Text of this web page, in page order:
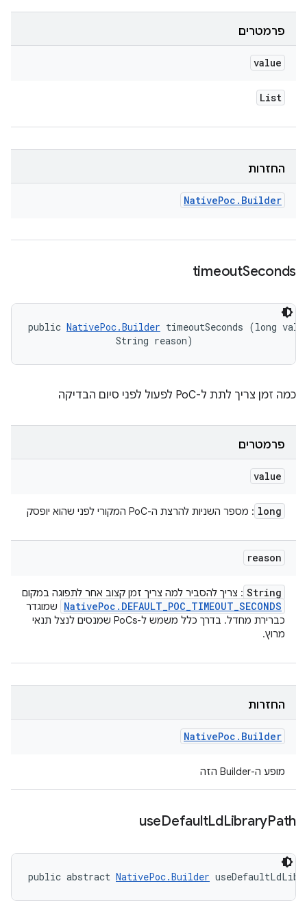
פרמטרים
value
List
החזרות
NativePoc . Builder
timeoutSeconds
public NativePoc.Builder timeoutSeconds (long
                String reason)
כמה זמן צריך לתת ל-PoC לפעול לפני סיום הבדיקה
פרמטרים
value
long : מספר השניות להרצת ה-PoC המקורי לפני שהוא יופסק
reason
String : צריך להסביר למה צריך זמן קצוב אחר לתפוגה במקום
NativePoc . DEFAULT_POC_TIMEOUT_SECONDS
שמוגדר
כברירת מחדל. בדרך כלל משמש ל-PoCs שמנסים לנצל תנאי
מרוץ.
החזרות
NativePoc . Builder
מופע ה-Builder הזה
useDefaultLdLibraryPath
public abstract NativePoc.Builder